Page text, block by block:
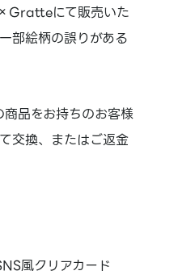
にて販売いた
部絵柄の誤りがある
品をお持ちのお客様
交換、またはご返金
風クリアカード